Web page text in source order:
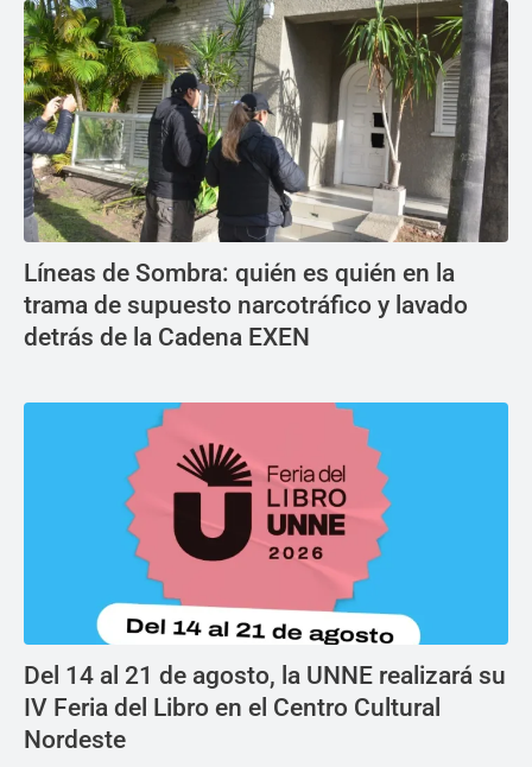
Líneas de Sombra: quién es quién en la
trama de supuesto narcotráfico y lavado
detrás de la Cadena EXEN
Del 14 al 21 de agosto, la UNNE realizará su
IV Feria del Libro en el Centro Cultural
Nordeste